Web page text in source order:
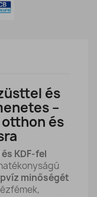
és
–
és
KDF-fel
minőségét